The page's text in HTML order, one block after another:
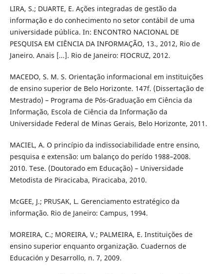
LIRA, S.; DUARTE, E. Ações integradas de gestão da
informação e do conhecimento no setor contábil de uma
universidade pública. In: ENCONTRO NACIONAL DE
PESQUISA EM CIÊNCIA DA INFORMAÇÃO, 13., 2012, Rio de
Janeiro. Anais [...]. Rio de Janeiro: FIOCRUZ, 2012.
MACEDO, S. M. S. Orientação informacional em instituições
de ensino superior de Belo Horizonte. 147f. (Dissertação de
Mestrado) – Programa de Pós-Graduação em Ciência da
Informação, Escola de Ciência da Informação da
Universidade Federal de Minas Gerais, Belo Horizonte, 2011.
MACIEL, A. O princípio da indissociabilidade entre ensino,
pesquisa e extensão: um balanço do perído 1988–2008.
2010. Tese. (Doutorado em Educação) – Universidade
Metodista de Piracicaba, Piracicaba, 2010.
McGEE, J.; PRUSAK, L. Gerenciamento estratégico da
informação. Rio de Janeiro: Campus, 1994.
MOREIRA, C.; MOREIRA, V.; PALMEIRA, E. Instituições de
ensino superior enquanto organização. Cuadernos de
Educación y Desarrollo, n. 7, 2009.